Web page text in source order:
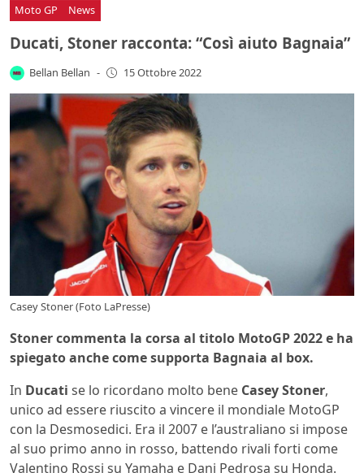
Moto GP News
Ducati, Stoner racconta: “Così aiuto Bagnaia”
Bellan Bellan - 15 Ottobre 2022
Casey Stoner (Foto LaPresse)
Stoner commenta la corsa al titolo MotoGP 2022 e ha
spiegato anche come supporta Bagnaia al box.
In Ducati se lo ricordano molto bene Casey Stoner,
unico ad essere riuscito a vincere il mondiale MotoGP
con la Desmosedici. Era il 2007 e l’australiano si impose
al suo primo anno in rosso, battendo rivali forti come
Valentino Rossi su Yamaha e Dani Pedrosa su Honda.